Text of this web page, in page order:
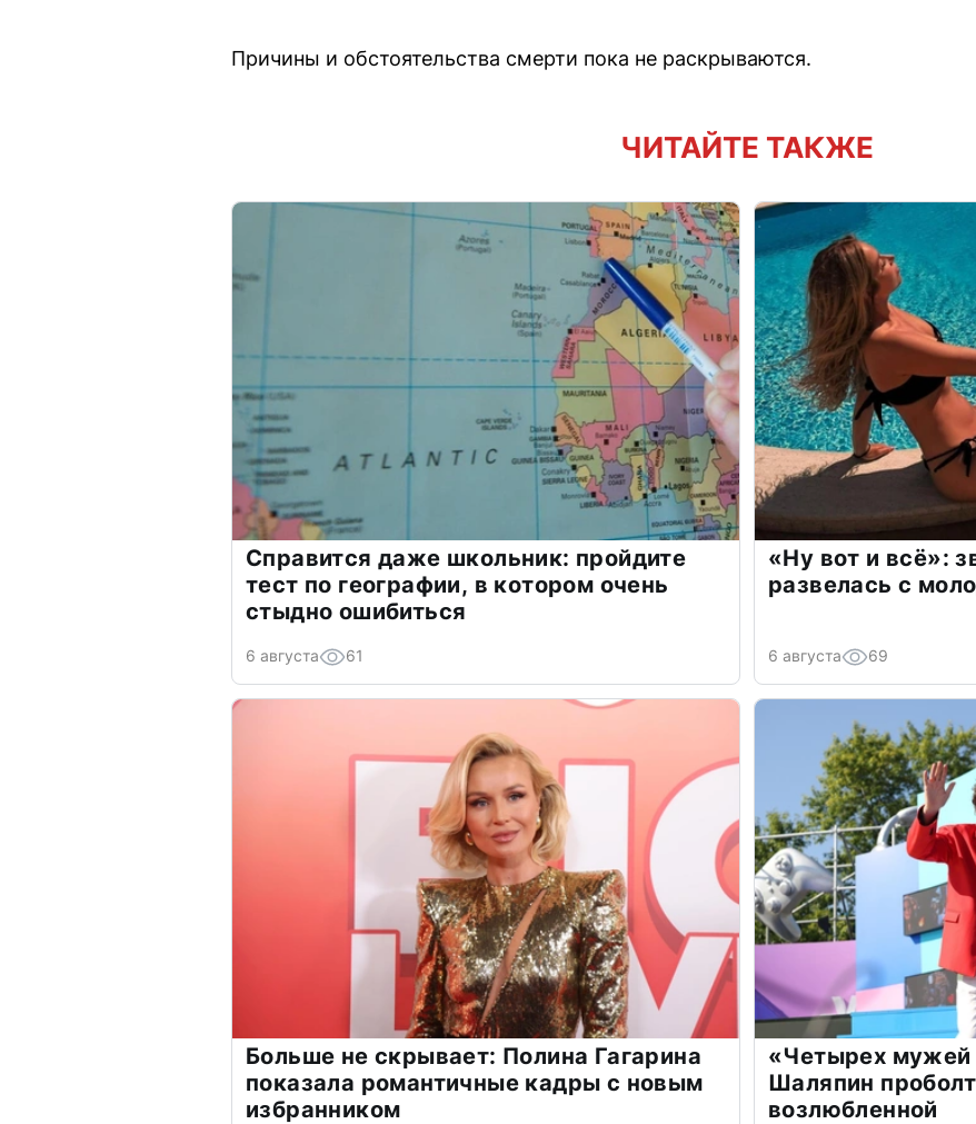
Причины и обстоятельства смерти пока не раскрываются.
ЧИТАЙТЕ ТАКЖЕ
Справится даже школьник: пройдите
тест по географии, в котором очень
стыдно ошибиться
6 августа 61
«Ну вот и всё»:
развелась с
6 августа 69
Больше не скрывает: Полина Гагарина
показала романтичные кадры с новым
избранником
«Четырех мужей
Шаляпин
возлюбленной